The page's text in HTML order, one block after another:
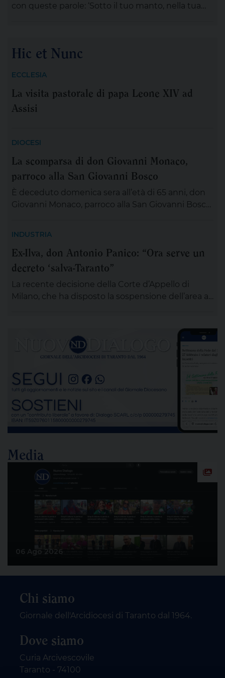
con queste parole: ‘Sotto il tuo manto, nella tua
Grazie, compatrona di Torricella. Abbiamo certezza
tanta sofferenza e […]
Hic et Nunc
ECCLESIA
La visita pastorale di papa Leone XIV ad
Assisi
DIOCESI
La scomparsa di don Giovanni Monaco,
parroco alla San Giovanni Bosco
È deceduto domenica sera all’età di 65 anni, don
Giovanni Monaco, parroco alla San Giovanni Bosco.
preghiera e rendergli un ultimo saluto. Alle ore 20
ci si ritroverà come Comunità educativa pastorale
INDUSTRIA
Ex-Ilva, don Antonio Panico: “Ora serve un
decreto ‘salva-Taranto”
La recente decisione della Corte d’Appello di
Milano, che ha disposto la sospensione dell’area a
alla completa bonifica dell’amianto e alla riduzione
delle emissioni di polveri sottili, rappresenta un
passaggio destinato a segnare la lunga vicenda
dello stabilimento siderurgico. Una pronuncia che
[…]
Media
Chi siamo
Giornale dell'Arcidiocesi di Taranto dal 1964.
Dove siamo
Curia Arcivescovile
Taranto - 74100